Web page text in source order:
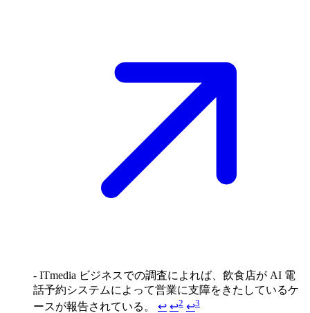
- ITmedia ビジネスでの調査によれば、飲食店が AI 電
話予約システムによって営業に支障をきたしているケ
ースが報告されている。 ↩ ↩2 ↩3